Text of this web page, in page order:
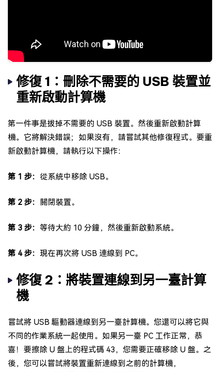
修復 1：刪除不需要的 USB 裝置並
重新啟動計算機
第一件事是拔掉不需要的 USB 裝置。然後重新啟動計算
機。它將解決錯誤；如果沒有，請嘗試其他修復程式。要重
新啟動計算機，請執行以下操作：
第 1 步： 從系統中移除 USB。
第 2 步： 關閉裝置。
第 3 步： 等待大約 10 分鐘，然後重新啟動系統。
第 4 步： 現在再次將 USB 連線到 PC。
修復 2：將裝置連線到另一臺計算
機
嘗試將 USB 驅動器連線到另一臺計算機。您還可以將它與
不同的作業系統一起使用。如果另一臺 PC 工作正常，恭
喜！要擦除 U 盤上的程式碼 43，您需要正確移除 U 盤。之
後，您可以嘗試將裝置重新連線到之前的計算機，